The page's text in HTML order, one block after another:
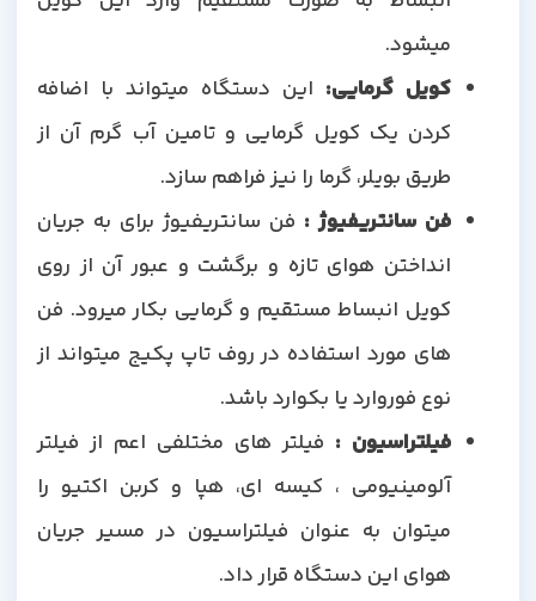
میشود.
کویل گرمایی:این دستگاه میتواند با اضافه
کردن یک کویل گرمایی و تامین آب گرم آن از
طریق بویلر، گرما را نیز فراهم سازد.
فن سانتریفیوژ :فن سانتریفیوژ برای به جریان
انداختن هوای تازه و برگشت و عبور آن از روی
کویل انبساط مستقیم و گرمایی بکار میرود. فن
های مورد استفاده در روف تاپ پکیج میتواند از
نوع فوروارد یا بکوارد باشد.
فیلتراسیون :فیلتر های مختلفی اعم از فیلتر
آلومینیومی ، کیسه ای، هپا و کربن اکتیو را
میتوان به عنوان فیلتراسیون در مسیر جریان
هوای این دستگاه قرار داد.